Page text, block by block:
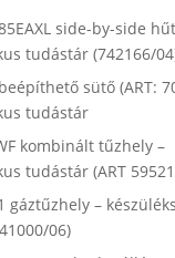
side-by-side
tudástár (742166/
sütő (ART:
tudástár
kombinált tűzhely –
tudástár (ART
gáztűzhely –
06)